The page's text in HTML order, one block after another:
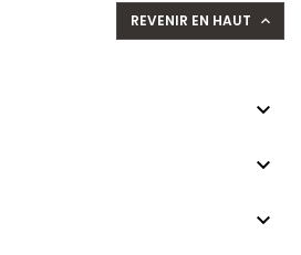
REVENIR EN HAUT 


